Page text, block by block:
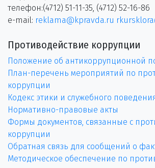
телефон:(4712) 51-11-35, (4712) 52-16-86
e-mail: reklama@kpravda.ru
Противодействие коррупции
Положение об антикоррупционной
План-перечень мероприятий по
коррупции
Кодекс этики и служебного
Нормативно-правовые акты
Формы документов, связанные с
коррупции
Обратная связь для сообщений о
Методическое обеспечение по